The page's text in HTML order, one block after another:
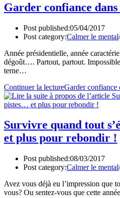
Garder confiance
Post published:05/04/2017
Post category:Calmer le mental/
Année présidentielle, année
dégoût…. Partout, partout.
terne…
Continuer la lectureGarder confiance
Survivre quand tout
et plus pour rebondir !
Post published:08/03/2017
Post category:Calmer le mental/
Avez vous déjà eu l’impression que
vous? Ou sentez-vous que cette